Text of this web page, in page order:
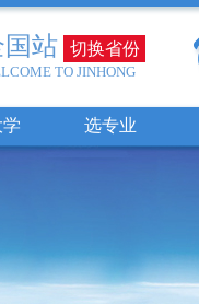
国站 切换省份
TO JINHONG
选专业